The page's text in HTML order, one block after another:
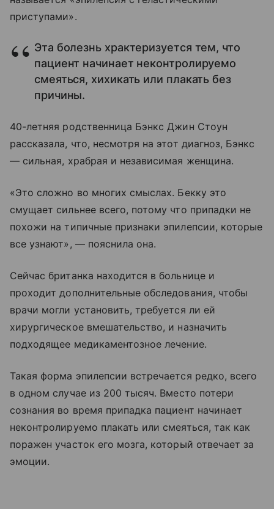
приступами».
Эта болезнь храктеризуется тем, что
пациент начинает неконтролируемо
смеяться, хихикать или плакать без
причины.
40-летняя родственница Бэнкс Джин Стоун
рассказала, что, несмотря на этот диагноз, Бэнкс
— сильная, храбрая и независимая женщина.
«Это сложно во многих смыслах. Бекку это
смущает сильнее всего, потому что припадки не
похожи на типичные признаки эпилепсии, которые
все узнают», — пояснила она.
Сейчас британка находится в больнице и
проходит дополнительные обследования, чтобы
врачи могли установить, требуется ли ей
хирургическое вмешательство, и назначить
подходящее медикаментозное лечение.
Такая форма эпилепсии встречается редко, всего
в одном случае из 200 тысяч. Вместо потери
сознания во время припадка пациент начинает
неконтролируемо плакать или смеяться, так как
поражен участок его мозга, который отвечает за
эмоции.